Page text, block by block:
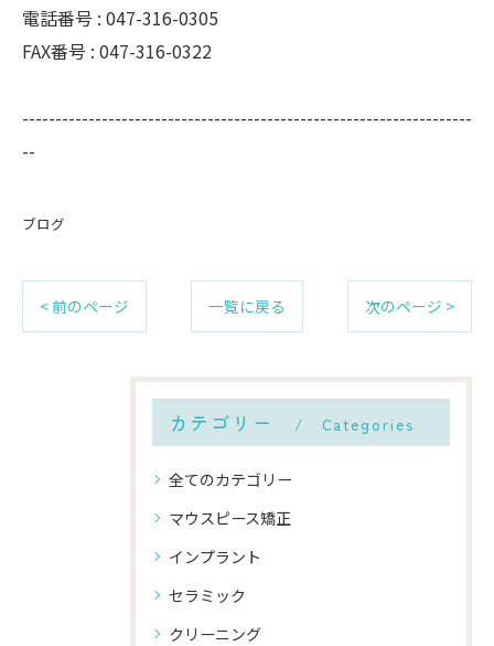
電話番号 : 047-316-0305
FAX番号 : 047-316-0322
--------------------------------------------------------------------
--
ブログ
< 前のページ 一覧に戻る 次のページ >
カテゴリー Categories
全てのカテゴリー
マウスピース矯正
インプラント
セラミック
クリーニング